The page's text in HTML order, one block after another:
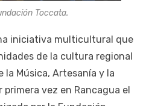
Toccata.
iniciativa multicultural que
de la cultura regional
Música, Artesanía y la
vez en Rancagua el